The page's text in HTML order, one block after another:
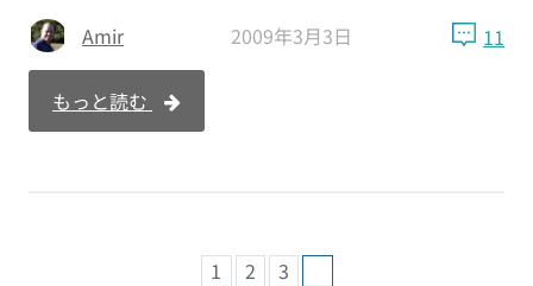
Amir 2009年3月3日 11
もっと読む
1 2 3